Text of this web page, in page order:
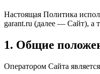
Настоящая Политика
garant.ru (далее — Сайт), а
1. Общие
Оператором Сайта